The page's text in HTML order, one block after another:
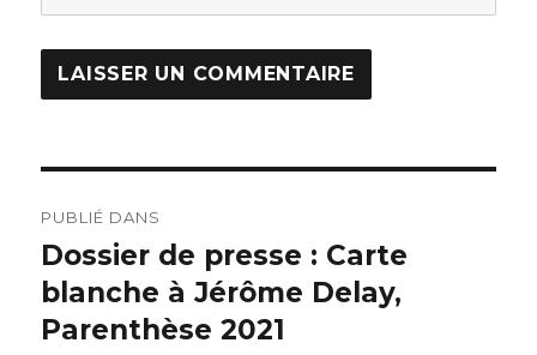
PUBLIÉ DANS
Dossier de presse : Carte
blanche à Jérôme Delay,
Parenthèse 2021